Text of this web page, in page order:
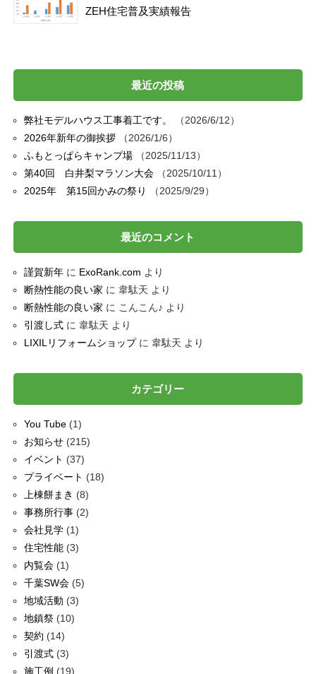
ZEH住宅普及実績報告
最近の投稿
弊社モデルハウス工事着工です。
2026/6/12
2026年新年の御挨拶
2026/1/6
ふもとっぱらキャンプ場
2025/11/13
第40回 白井梨マラソン大会
2025/10/11
2025年 第15回かみの祭り
2025/9/29
最近のコメント
謹賀新年に ExoRank.com より
断熱性能の良い家 に 韋駄天 より
断熱性能の良い家 に こんこん♪ より
引渡し式に 韋駄天 より
LIXILリフォームショップに 韋駄天 より
カテゴリー
You Tube(1)
お知らせ(215)
イベント (37)
プライベート (18)
上棟餅まき (8)
事務所行事(2)
会社見学(1)
住宅性能(3)
内覧会(1)
千葉SW会(5)
地域活動 (3)
地鎮祭(10)
契約 (14)
引渡式(3)
施工例 (19)